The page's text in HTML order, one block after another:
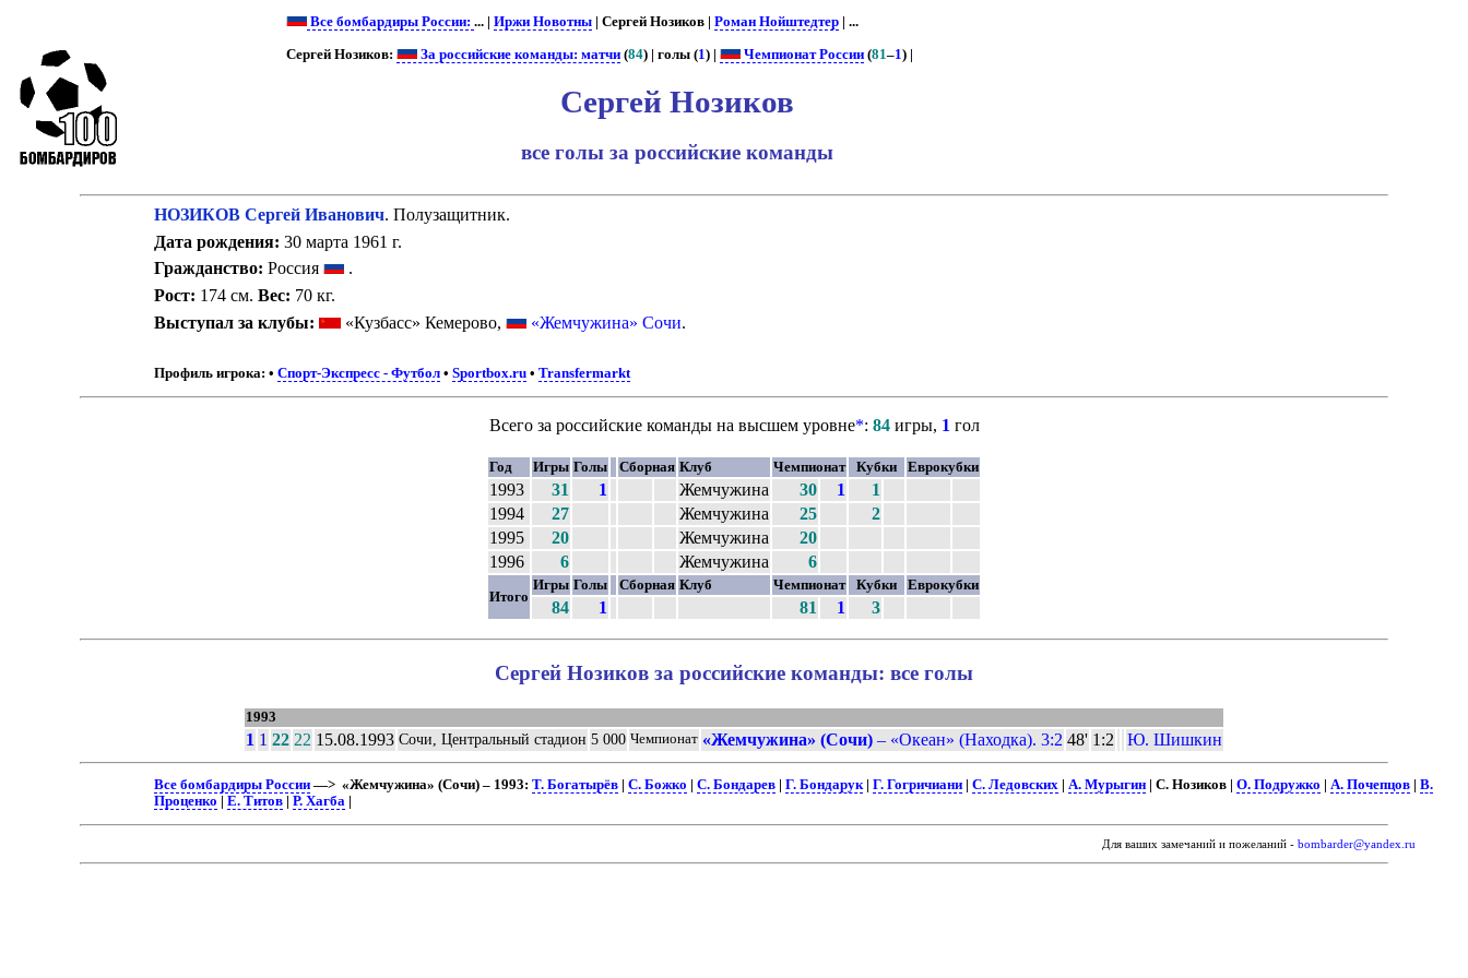
Все бомбардиры России:... |Иржи Новотны | Сергей Нозиков |Роман Нойштедтер | ...
Сергей Нозиков: За российские команды: матчи (84) | голы (1) | Чемпионат России (81–1) |
Сергей Нозиков
все голы за российские команды
НОЗИКОВ Сергей Иванович. Полузащитник.
Дата рождения: 30 марта 1961 г.
Гражданство: Россия
.
Рост: 174 см. Вес: 70 кг.
Выступал за клубы:
«Кузбасс» Кемерово, «Жемчужина» Сочи.
Профиль игрока: • Спорт-Экспресс - Футбол• Sportbox.ru• Transfermarkt
Всего за российские команды на высшем уровне*: 84игры, 1 гол
Год Игры Голы Сборная Клуб Чемпионат Кубки Еврокубки
1993 31 1 Жемчужина 30 1
1
1994
27 Жемчужина 25
2
1995
20 Жемчужина
20
1996
6 Жемчужина 6
Итого
Игры Голы Сборная Клуб Чемпионат Кубки Еврокубки
84 1 81 1 3
Сергей Нозиков за российские команды: все голы
1993
1 1 22 22 15.08.1993 Сочи, Центральный стадион 5 000 Чемпионат «Жемчужина» (Сочи) – «Океан» (Находка). 3:2 48' 1:2 Ю. Шишкин
Все бомбардиры России—> «Жемчужина» (Сочи) – 1993: Т. Богатырёв| С. Божко С. Бондарев| Г. Бондарук| Г. Гогричиани| С. Ледовских| А. Мурыгин| С. Нозиков | О. Подружко А. Почепцов| В.
Проценко
Е. Титов| Р. Хагба|
Для ваших замечаний и пожеланий - bombarder@yandex.ru